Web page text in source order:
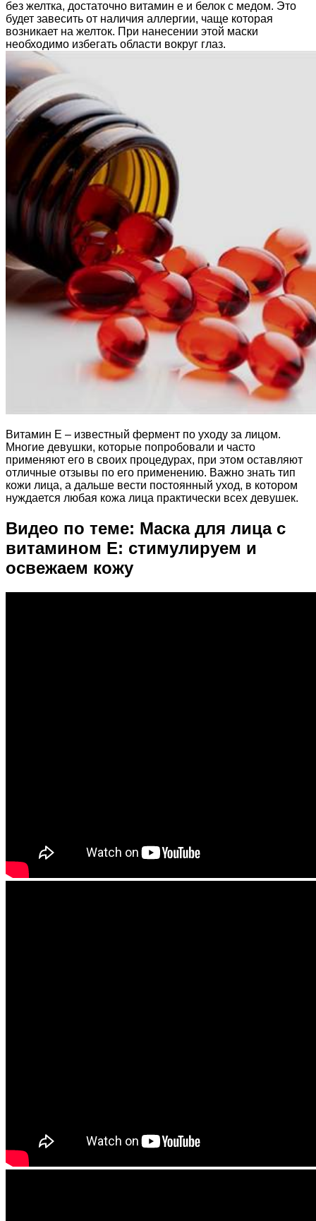
без желтка, достаточно витамин е и белок с медом. Это
будет завесить от наличия аллергии, чаще которая
возникает на желток. При нанесении этой маски
необходимо избегать области вокруг глаз.
Витамин Е – известный фермент по уходу за лицом.
Многие девушки, которые попробовали и часто
применяют его в своих процедурах, при этом оставляют
отличные отзывы по его применению. Важно знать тип
кожи лица, а дальше вести постоянный уход, в котором
нуждается любая кожа лица практически всех девушек.
Видео по теме: Маска для лица с
витамином Е: стимулируем и
освежаем кожу